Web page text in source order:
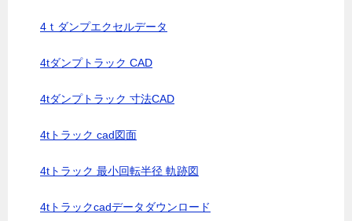
4ｔダンプエクセルデータ
4tダンプトラック CAD
4tダンプトラック 寸法CAD
4tトラック cad図面
4tトラック 最小回転半径 軌跡図
4tトラックcadデータダウンロード